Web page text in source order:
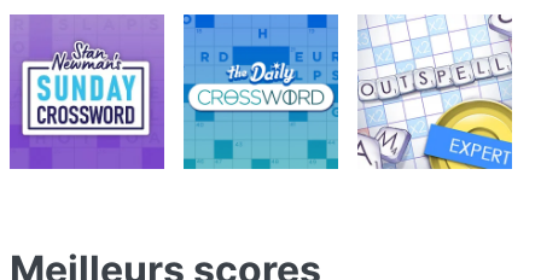
Meilleurs scores